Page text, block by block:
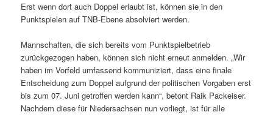
Erst wenn dort auch Doppel erlaubt ist, können sie in den
Punktspielen auf TNB-Ebene absolviert werden.
Mannschaften, die sich bereits vom Punktspielbetrieb
zurückgezogen haben, können sich nicht erneut anmelden. „Wir
haben im Vorfeld umfassend kommuniziert, dass eine finale
Entscheidung zum Doppel aufgrund der politischen Vorgaben erst
bis zum 07. Juni getroffen werden kann“, betont Raik Packeiser.
Nachdem diese für Niedersachsen nun vorliegt, ist für alle